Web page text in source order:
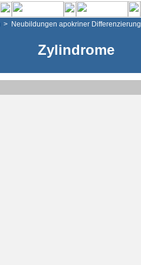
> Neubildungen apokriner Differenzierung
Zylindrome